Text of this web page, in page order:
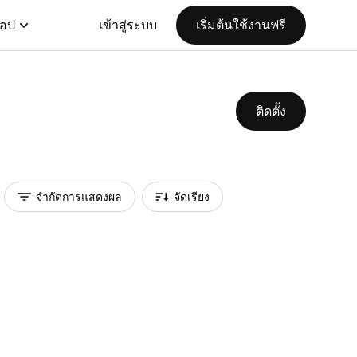
ป เข้าสู่ระบบ เริ่มต้นใช้งานฟรี
ติดตั้ง
จำกัดการแสดงผล จัดเรียง